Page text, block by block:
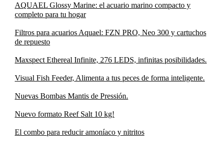
AQUAEL Glossy Marine: el acuario marino compacto y
completo para tu hogar
Filtros para acuarios Aquael: FZN PRO, Neo 300 y cartuchos
de repuesto
Maxspect Ethereal Infinite, 276 LEDS, infinitas posibilidades.
Visual Fish Feeder, Alimenta a tus peces de forma inteligente.
Nuevas Bombas Mantis de Pressión.
Nuevo formato Reef Salt 10 kg!
El combo para reducir amoníaco y nitritos